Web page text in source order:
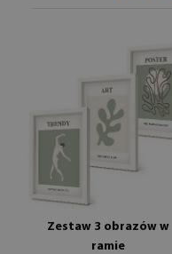
Zestaw 3 obrazów w
ramie